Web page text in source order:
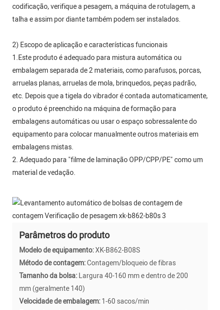
codificação, verifique a pesagem, a máquina de rotulagem, a
talha e assim por diante também podem ser instalados.
2) Escopo de aplicação e características funcionais
1.Este produto é adequado para mistura automática ou
embalagem separada de 2 materiais, como parafusos, porcas,
arruelas planas, arruelas de mola, brinquedos, peças padrão,
etc. Depois que a tigela do vibrador é contada automaticamente,
o produto é preenchido na máquina de formação para
embalagens automáticas ou usar o espaço sobressalente do
equipamento para colocar manualmente outros materiais em
embalagens mistas.
2. Adequado para "filme de laminação OPP/CPP/PE" como um
material de vedação.
Parâmetros do produto
Modelo de equipamento:XK-B862-B08S
Método de contagem:Contagem/bloqueio de fibras
Tamanho da bolsa:Largura 40-160 mm e dentro de 200
mm (geralmente 140)
Velocidade de embalagem:1-60 sacos/min